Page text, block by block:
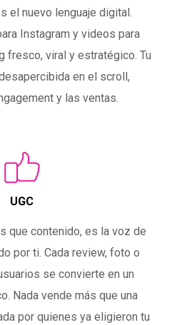
el nuevo lenguaje digital.
Instagram y videos para
fresco, viral y estratégico. Tu
en el scroll,
y las ventas.
UGC
que contenido, es la voz de
por ti. Cada review, foto o
se convierte en un
Nada vende más que una
por quienes ya eligieron tu